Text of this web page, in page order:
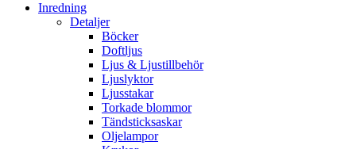
Inredning
Detaljer
Böcker
Doftljus
Ljus & Ljustillbehör
Ljuslyktor
Ljusstakar
Torkade blommor
Tändsticksaskar
Oljelampor